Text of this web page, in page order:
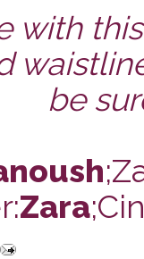
with
be
Zara